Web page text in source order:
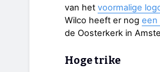
van het voormalige
Wilco heeft er nog een
de Oosterkerk in
Hoge trike